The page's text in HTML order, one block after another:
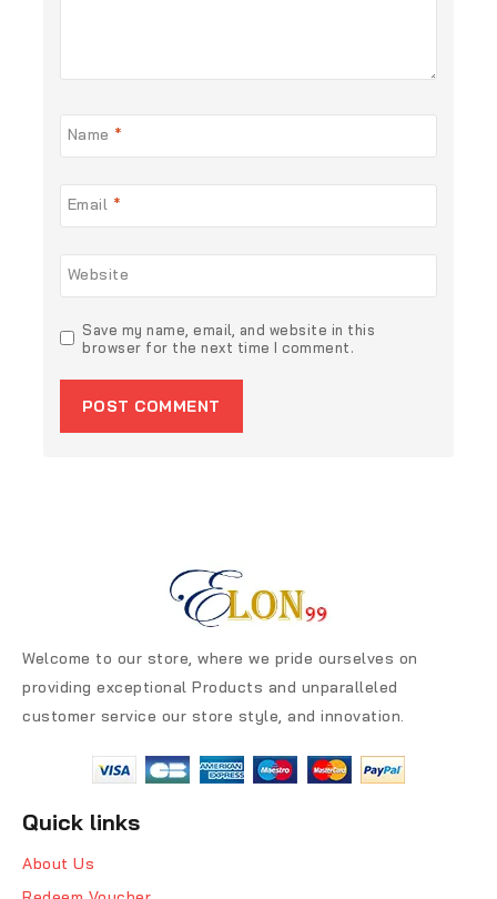
Name *
Email *
Website
Save my name, email, and website in this
browser for the next time I comment.
Welcome to our store, where we pride ourselves on
providing exceptional Products and unparalleled
customer service our store style, and innovation.
Quick links
About Us